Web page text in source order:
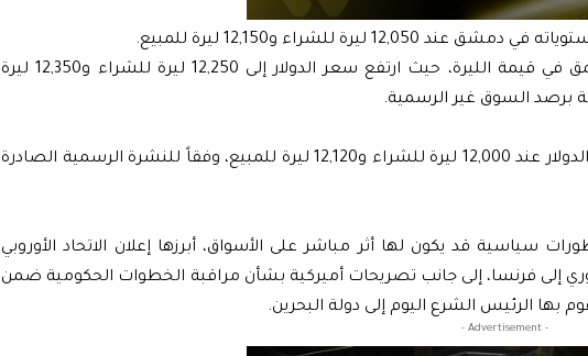
للشراء و12,150 ليرة للمبيع.
أما في محافظة الحسكة، فقد شهدت السوق تراجعاً أعمق في قيمة الليرة، حيث ارتفع سعر الدولار إلى 12,250 ليرة للشراء و12,350 ليرة
برصد السوق غير الرسمية.
في المقابل، حافظ مصرف سوريا المركزي على سعر صرف الدولار عند 12,000 ليرة للشراء و12,120 ليرة للمبيع، وفقاً للنشرة الرسمية الصادرة
سياسية قد يكون لها أثر مباشر على الأسواق، أبرزها إعلان الاتحاد الأوروبي
إلى فرنسا، إلى جانب تصريحات أميركية بشأن مراقبة الخطوات الحكومية ضمن
بها الرئيس الشرع اليوم إلى دولة البحرين.
- Advertisement -